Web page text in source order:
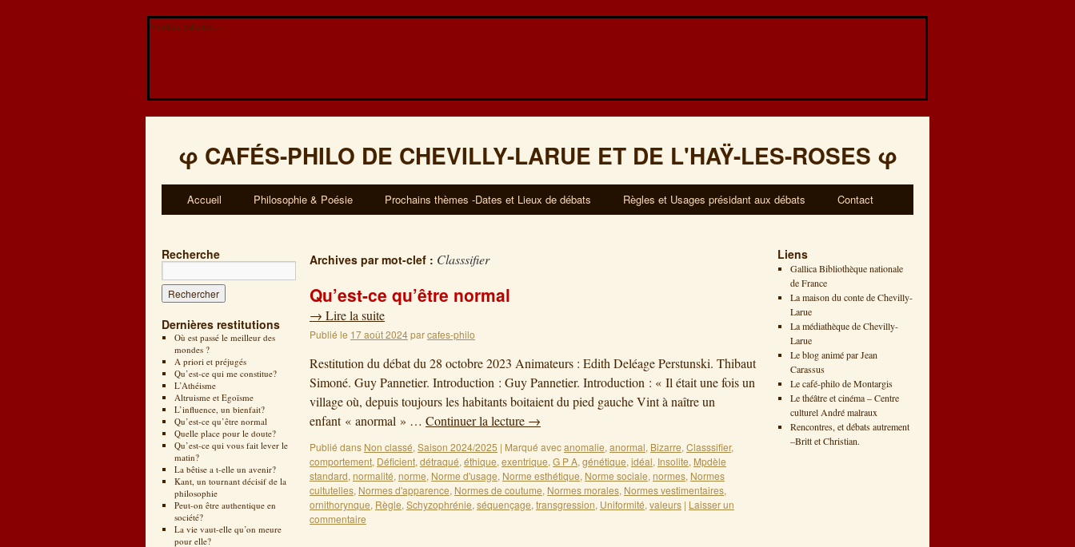
Veuillez patienter...
φ CAFÉS-PHILO DE CHEVILLY-LARUE ET DE L'HAŸ-LES-ROSES φ
Accueil Philosophie & Poésie Prochains thèmes -Dates et Lieux de débats Règles et Usages présidant aux débats Contact
Recherche
Dernières restitutions
Où est passé le meilleur des
mondes ?
A priori et préjugés
Qu’est-ce qui me constitue?
L’Athéisme
Altruisme et Egoïsme
L’influence, un bienfait?
Qu’est-ce qu’être normal
Quelle place pour le doute?
Qu’est-ce qui vous fait lever le
matin?
La bêtise a t-elle un avenir?
Kant, un tournant décisif de la
philosophie
Peut-on être authentique en
société?
La vie vaut-elle qu’on meure
pour elle?
Archives par mot-clef : Classsifier
Qu’est-ce qu’être normal
→ Lire la suite
Publié le 17 août 2024parcafes-philo
Restitution du débat du 28 octobre 2023 Animateurs : Edith Deléage Perstunski. Thibaut
Simoné. Guy Pannetier. Introduction : Guy Pannetier. Introduction : « Il était une fois un
village où, depuis toujours les habitants boitaient du pied gauche Vint à naître un
enfant « anormal » … Continuer la lecture →
Publié dans Non classé, Saison 2024/2025 | Marqué avecanomalie, anormal, Bizarre, Classsifier,
comportement, Déficient, détraqué, éthique, exentrique, G P A, génétique, idéal, Insolite, Mpdèle
standard, normalité, norme, Norme d'usage, Norme esthétique, Norme sociale, normes, Normes
cultutelles, Normes d'apparence, Normes de coutume, Normes morales, Normes vestimentaires,
ornithorynque, Règle, Schyzophrénie, séquençage, transgression, Uniformité, valeurs | Laisser un
commentaire
Liens
Gallica Bibliothèque nationale
de France
La maison du conte de Chevilly-
Larue
La médiathèque de Chevilly-
Larue
Le blog animé par Jean
Carassus
Le café-philo de Montargis
Le théâtre et cinéma – Centre
culturel André malraux
Rencontres, et débats autrement
–Britt et Christian.